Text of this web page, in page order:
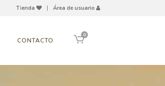
Tienda Área de usuario
0
CONTACTO